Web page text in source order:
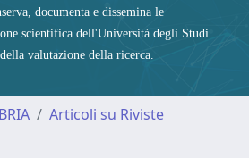
documenta e dissemina le
scientifica dell'Università degli Studi
valutazione della ricerca.
Articoli su Riviste